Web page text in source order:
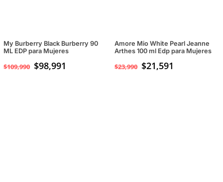
My Burberry Black Burberry 90
ML EDP para Mujeres
$109,990 $98,991
Amore Mio White Pearl Jeanne
Arthes 100 ml Edp para Mujeres
$23,990 $21,591